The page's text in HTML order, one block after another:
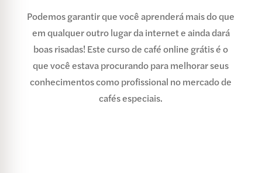
Podemos garantir que você aprenderá mais do que
em qualquer outro lugar da internet e ainda dará
boas risadas! Este curso de café online grátis é o
que você estava procurando para melhorar seus
conhecimentos como profissional no mercado de
cafés especiais.